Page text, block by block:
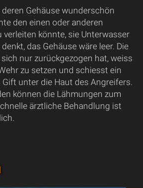
deren Gehäuse wunderschön
den einen oder anderen
verleiten könnte, sie Unterwasser
das Gehäuse wäre leer. Die
nur zurückgezogen hat, weiss
zu setzen und schiesst ein
unter die Haut des Angreifers.
können die Lähmungen zum
ärztliche Behandlung ist